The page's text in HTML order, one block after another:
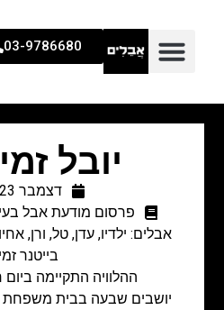
03-9786680
יובל
דצמבר 23, 2011
פרסום מודעת אבל
אבלים: ילדיו, עדן, טל, ורן,
בייטנר
ההלוויה התקיימה ביום חמישי
יושבים שבעה בבית משפחת